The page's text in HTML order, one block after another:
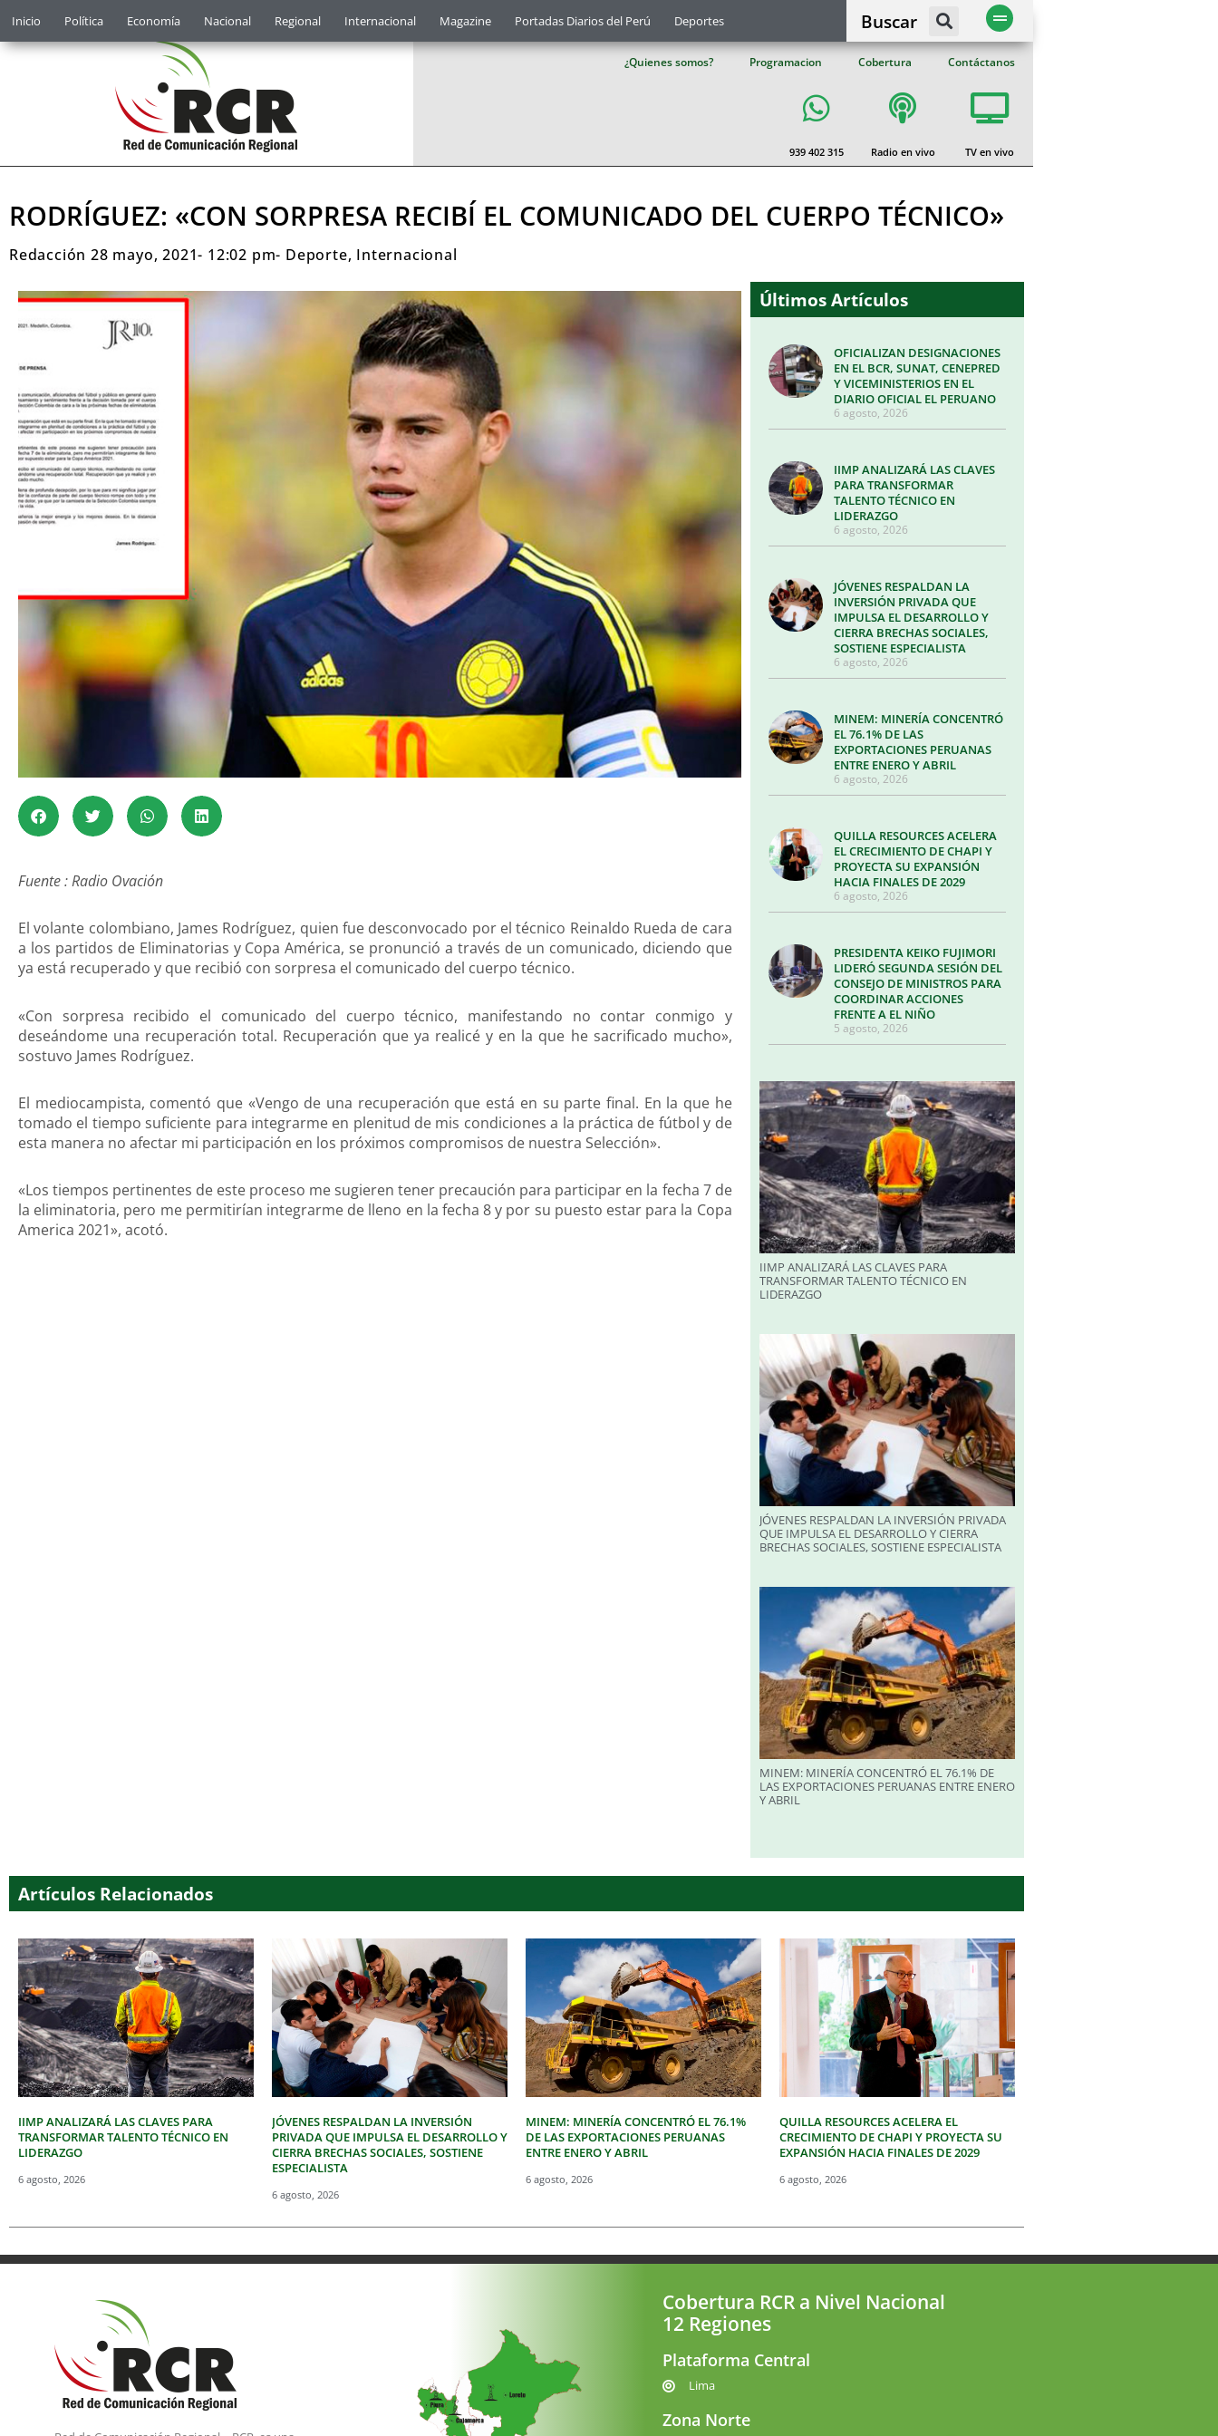
Inicio Política Economía Nacional Regional Internacional Magazine Portadas Diarios del Perú Deportes Buscar
¿Quienes somos? Programacion Cobertura Contáctanos
939 402 315 Radio en vivo TV en vivo
RODRÍGUEZ: «CON SORPRESA RECIBÍ EL COMUNICADO DEL CUERPO TÉCNICO»
Redacción 28 mayo, 2021- 12:02 pm- Deporte, Internacional
Fuente : Radio Ovación
El volante colombiano, James Rodríguez, quien fue desconvocado por el técnico Reinaldo Rueda de cara
a los partidos de Eliminatorias y Copa América, se pronunció a través de un comunicado, diciendo que
ya está recuperado y que recibió con sorpresa el comunicado del cuerpo técnico.
«Con sorpresa recibido el comunicado del cuerpo técnico, manifestando no contar conmigo y
deseándome una recuperación total. Recuperación que ya realicé y en la que he sacrificado mucho»,
sostuvo James Rodríguez.
El mediocampista, comentó que «Vengo de una recuperación que está en su parte final. En la que he
tomado el tiempo suficiente para integrarme en plenitud de mis condiciones a la práctica de fútbol y de
esta manera no afectar mi participación en los próximos compromisos de nuestra Selección».
«Los tiempos pertinentes de este proceso me sugieren tener precaución para participar en la fecha 7 de
la eliminatoria, pero me permitirían integrarme de lleno en la fecha 8 y por su puesto estar para la Copa
America 2021», acotó.
Últimos Artículos
OFICIALIZAN DESIGNACIONES
EN EL BCR, SUNAT, CENEPRED
Y VICEMINISTERIOS EN EL
DIARIO OFICIAL EL PERUANO
6 agosto, 2026
IIMP ANALIZARÁ LAS CLAVES
PARA TRANSFORMAR
TALENTO TÉCNICO EN
LIDERAZGO
6 agosto, 2026
JÓVENES RESPALDAN LA
INVERSIÓN PRIVADA QUE
IMPULSA EL DESARROLLO Y
CIERRA BRECHAS SOCIALES,
SOSTIENE ESPECIALISTA
6 agosto, 2026
MINEM: MINERÍA CONCENTRÓ
EL 76.1% DE LAS
EXPORTACIONES PERUANAS
ENTRE ENERO Y ABRIL
6 agosto, 2026
QUILLA RESOURCES ACELERA
EL CRECIMIENTO DE CHAPI Y
PROYECTA SU EXPANSIÓN
HACIA FINALES DE 2029
6 agosto, 2026
PRESIDENTA KEIKO FUJIMORI
LIDERÓ SEGUNDA SESIÓN DEL
CONSEJO DE MINISTROS PARA
COORDINAR ACCIONES
FRENTE A EL NIÑO
5 agosto, 2026
IIMP ANALIZARÁ LAS CLAVES PARA
TRANSFORMAR TALENTO TÉCNICO EN
LIDERAZGO
JÓVENES RESPALDAN LA INVERSIÓN PRIVADA
QUE IMPULSA EL DESARROLLO Y CIERRA
BRECHAS SOCIALES, SOSTIENE ESPECIALISTA
MINEM: MINERÍA CONCENTRÓ EL 76.1% DE
LAS EXPORTACIONES PERUANAS ENTRE ENERO
Y ABRIL
Artículos Relacionados
IIMP ANALIZARÁ LAS CLAVES PARA
TRANSFORMAR TALENTO TÉCNICO EN
LIDERAZGO
6 agosto, 2026
JÓVENES RESPALDAN LA INVERSIÓN
PRIVADA QUE IMPULSA EL DESARROLLO Y
CIERRA BRECHAS SOCIALES, SOSTIENE
ESPECIALISTA
6 agosto, 2026
MINEM: MINERÍA CONCENTRÓ EL 76.1%
DE LAS EXPORTACIONES PERUANAS
ENTRE ENERO Y ABRIL
6 agosto, 2026
QUILLA RESOURCES ACELERA EL
CRECIMIENTO DE CHAPI Y PROYECTA SU
EXPANSIÓN HACIA FINALES DE 2029
6 agosto, 2026
Cobertura RCR a Nivel Nacional
12 Regiones
Plataforma Central
Lima
Zona Norte